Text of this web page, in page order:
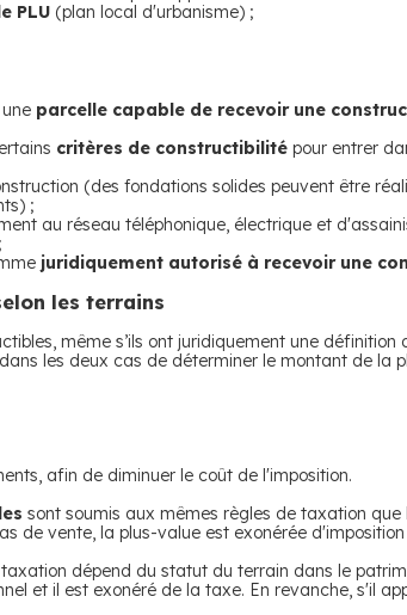
PLU (plan local d'urbanisme) ;
parcelle capable de recevoir une
critères de constructibilité pour entrer
(des fondations solides peuvent être
;
au réseau téléphonique, électrique et
juridiquement autorisé à recevoir une
les terrains
même s’ils ont juridiquement une
les deux cas de déterminer le montant de la
afin de diminuer le coût de l'imposition.
sont soumis aux mêmes règles de taxation
de vente, la plus-value est exonérée
taxation dépend du statut du terrain dans le
et il est exonéré de la taxe. En revanche, s'il